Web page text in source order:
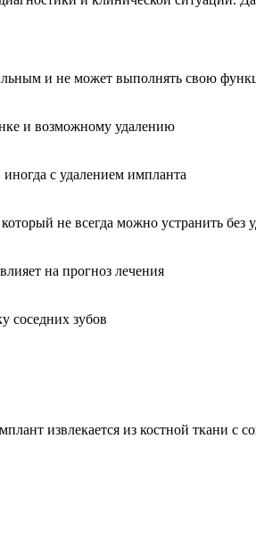
и не может выполнять свою
и возможному удалению
с удалением импланта
не всегда можно устранить без
на прогноз лечения
соседних зубов
извлекается из костной ткани